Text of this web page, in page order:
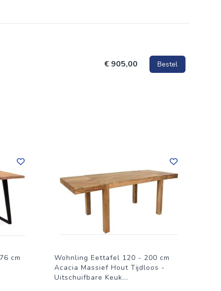
€ 905,00 Bestel
cm
Wohnling Eettafel 120 - 200 cm
Acacia Massief Hout Tijdloos -
Uitschuifbare Keuk...